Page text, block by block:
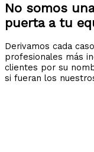
No somos
puerta a tu
Derivamos cada
profesionales más
clientes por su
si fueran los